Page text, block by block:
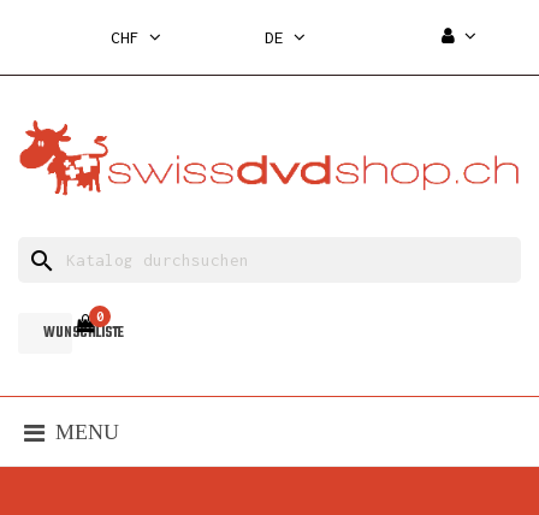
CHF DE
search
WUNSCHLISTE
0
MENU